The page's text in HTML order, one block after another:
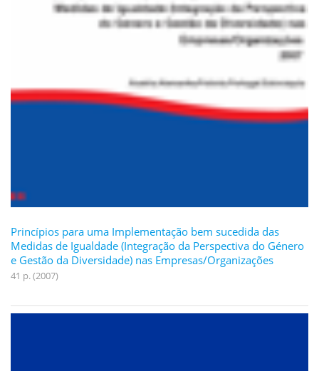
Princípios para uma Implementação bem sucedida das
Medidas de Igualdade (Integração da Perspectiva do Género
e Gestão da Diversidade) nas Empresas/Organizações
41 p. (2007)